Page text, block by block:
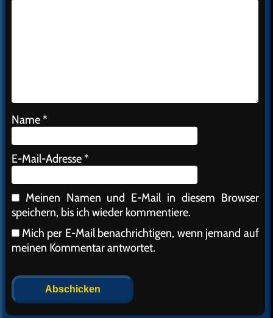
Name*
E-Mail-Adresse*
Meinen Namen und E-Mail in diesem Browser
speichern, bis ich wieder kommentiere.
Mich per E-Mail benachrichtigen, wenn jemand auf
meinen Kommentar antwortet.